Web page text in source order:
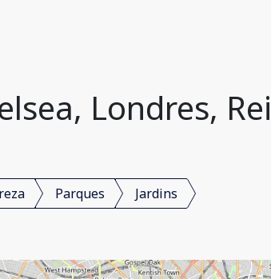
Londres,
Parques Jardins